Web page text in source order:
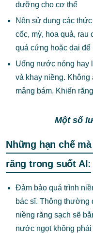
dưỡng cho cơ thể
Nên sử dụng các
cốc, mỳ, hoa quả, rau
quá cứng hoặc dai để
Uống nước nóng hay
và khay niềng.
mảng bám. Khiến
Một số
Những hạn chế
răng trong suốt AI:
Đảm bảo quá trình
bác sĩ. Thông thường
niềng răng sạch sẽ
nước ngọt không